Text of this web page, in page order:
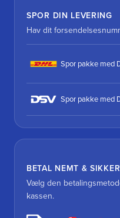
SPOR DIN LEVERING
Hav dit
Spor pakke med
Spor pakke med
BETAL NEMT &
Vælg den
kassen.